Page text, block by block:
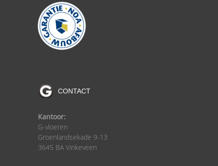
CONTACT
Kantoor:
G-vloeren
Groenlandsekade 9-13
3645 BA Vinkeveen